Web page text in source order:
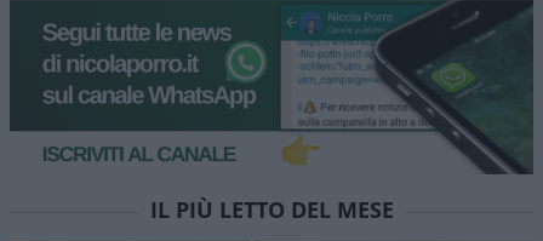
IL PIÙ LETTO DEL MESE